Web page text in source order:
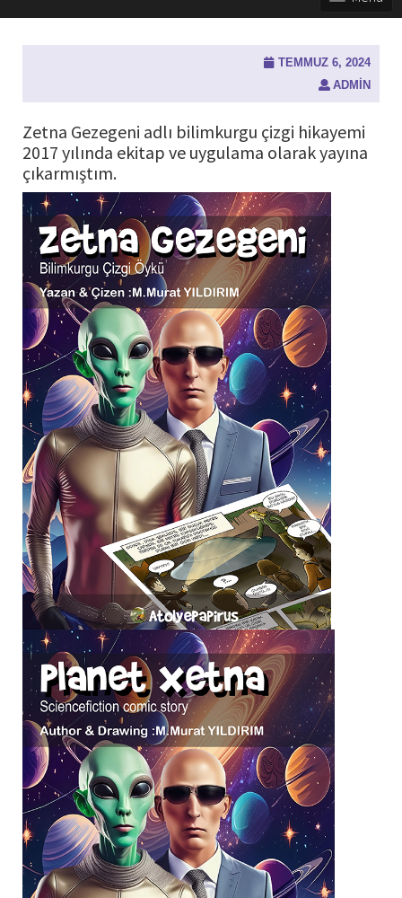
TEMMUZ 6, 2024
ADMIN
Zetna Gezegeni adlı bilimkurgu çizgi hikayemi
2017 yılında ekitap ve uygulama olarak yayına
çıkarmıştım.